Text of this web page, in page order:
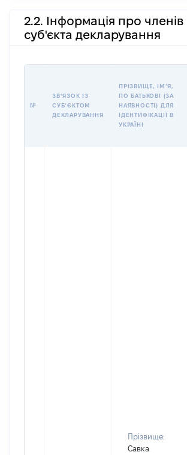
2.2. Інформація про членів
суб'єкта декларування
№
ЗВʼЯЗОК ІЗ
СУБʼЄКТОМ
ДЕКЛАРУВАННЯ
ПРІЗВИЩЕ, ІМʼЯ,
ПО БАТЬКОВІ (ЗА
НАЯВНОСТІ) ДЛЯ
ІДЕНТИФІКАЦІЇ В
УКРАЇНІ
Прізвище:
Савка